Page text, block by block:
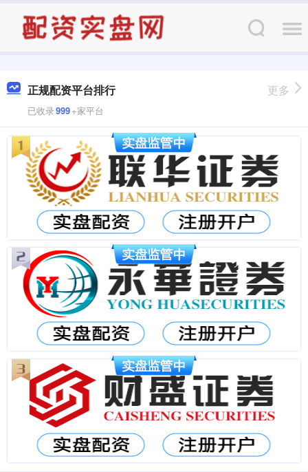
正规配资平台排行
已收录999+家平台
更多